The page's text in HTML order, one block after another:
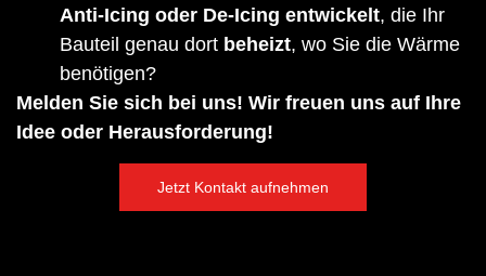
Anti-Icing oder De-Icing entwickelt, die Ihr
Bauteil genau dort beheizt, wo Sie die Wärme
benötigen?
Melden Sie sich bei uns! Wir freuen uns auf Ihre
Idee oder Herausforderung!
Jetzt Kontakt aufnehmen